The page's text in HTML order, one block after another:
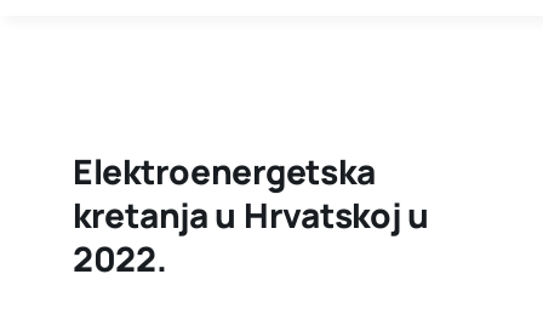
Elektroenergetska
kretanja u Hrvatskoj u
2022.